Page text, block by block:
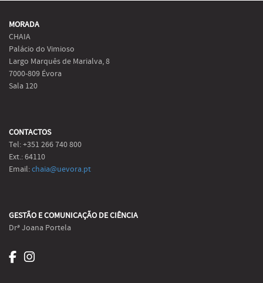
MORADA
CHAIA
Palácio do Vimioso
Largo Marquês de Marialva, 8
7000-809 Évora
Sala 120
CONTACTOS
Tel: +351 266 740 800
Ext.: 64110
Email:chaia@uevora.pt
GESTÃO E COMUNICAÇÃO DE CIÊNCIA
Drª Joana Portela